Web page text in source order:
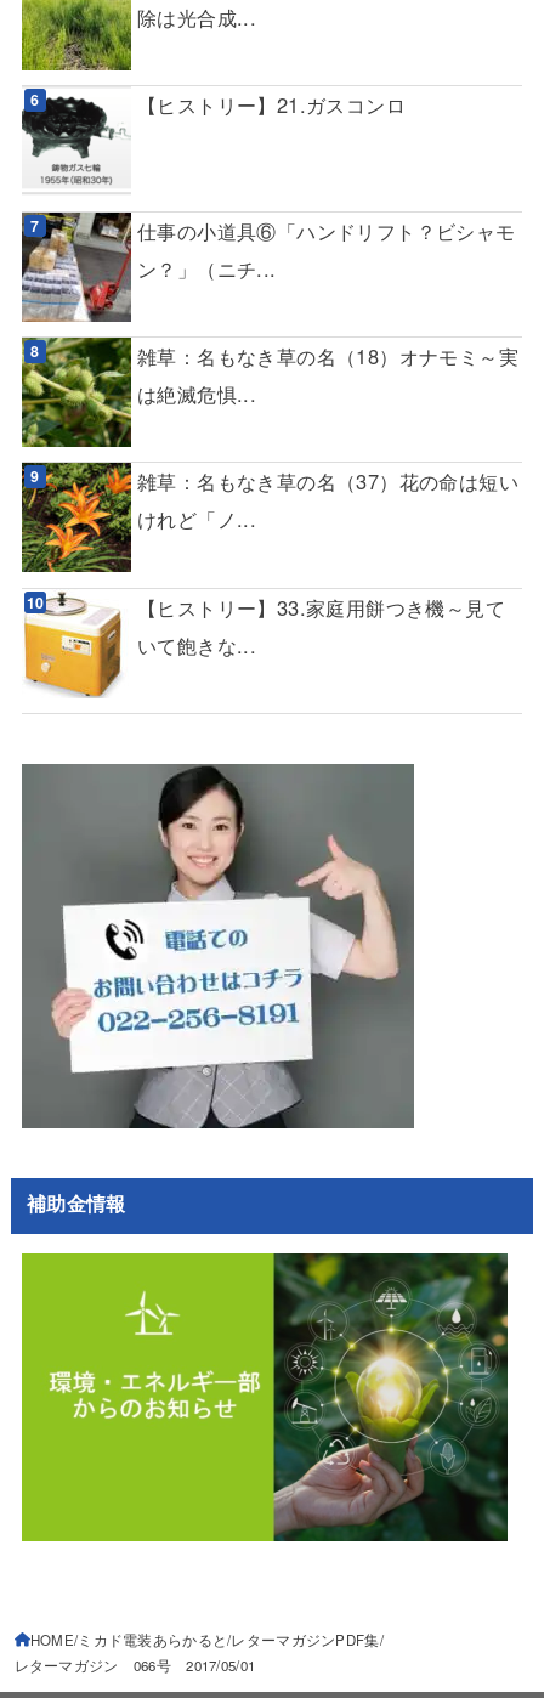
除は光合成...
【ヒストリー】21.ガスコンロ
仕事の小道具⑥「ハンドリフト？ビシャモ
ン？」（ニチ...
雑草：名もなき草の名（18）オナモミ～実
は絶滅危惧...
雑草：名もなき草の名（37）花の命は短い
けれど「ノ...
【ヒストリー】33.家庭用餅つき機～見て
いて飽きな...
補助金情報
HOME ミカド電装あらかると レターマガジンPDF集
レターマガジン 066号 2017/05/01